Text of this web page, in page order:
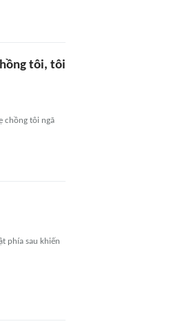
tôi, tôi
chồng tôi ngã
phía sau khiến